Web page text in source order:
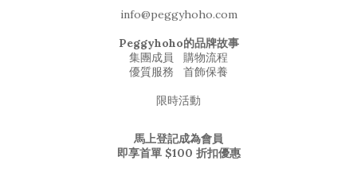
info@peggyhoho.com
Peggyhoho的品牌故事
集團成員
購物流程
優質服務
首飾保養
限時活動
馬上登記成為會員
即享首單 $100 折扣優惠